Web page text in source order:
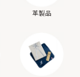
革製品